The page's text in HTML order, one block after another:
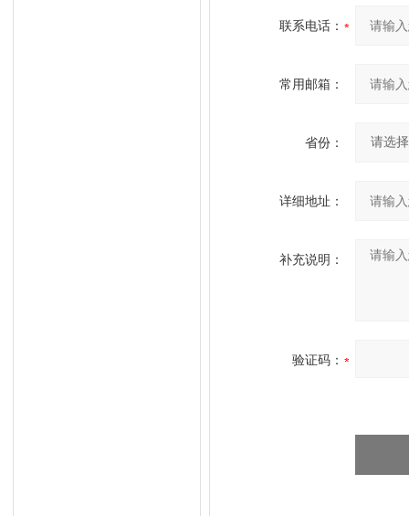
联系电话：
常用邮箱：
省份：
详细地址：
补充说明：
验证码：